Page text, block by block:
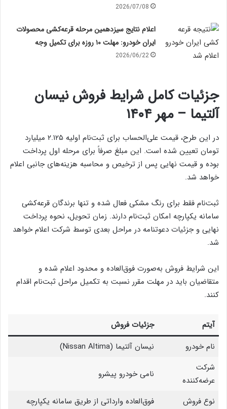
2026/07/08
اعلام نتایج سیزدهمین مرحله قرعه‌کشی محصولات
ایران خودرو: مهلت ۱۰ روزه برای تکمیل وجه
2026/06/22
جزئیات کامل شرایط فروش نیسان
آلتیما – مهر ۱۴۰۴
در این طرح، قیمت علی‌الحساب برای ثبت‌نام اولیه ۲.۱۲۵ میلیارد
تومان تعیین شده است. این مبلغ صرفاً برای مرحله اول پرداخت
بوده و قیمت نهایی پس از ترخیص و محاسبه هزینه‌های جانبی اعلام
خواهد شد.
ثبت‌نام فقط برای رنگ مشکی فعال شده و تنها برندگان قرعه‌کشی
سامانه یکپارچه امکان ثبت‌نام دارند. زمان تحویل، نحوه پرداخت
نهایی و جزئیات دعوتنامه در مراحل بعدی توسط شرکت اعلام خواهد
شد.
این شرایط فروش به‌صورت فوق‌العاده و محدود اعلام شده و
متقاضیان باید در مهلت مقرر نسبت به تکمیل مراحل ثبت‌نام اقدام
کنند.
آیتم
جزئیات فروش
نام خودرو
نیسان آلتیما (Nissan Altima)
شرکت
عرضه‌کننده
نامی خودرو پیشرو
نوع فروش
فوق‌العاده وارداتی از طریق سامانه یکپارچه